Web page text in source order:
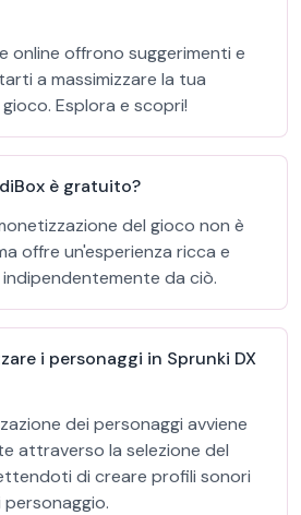
online offrono suggerimenti e
a massimizzare la tua
Esplora e scopri!
è gratuito?
del gioco non è
offre un'esperienza ricca e
da ciò.
i personaggi in Sprunki DX
dei personaggi avviene
attraverso la selezione del
di creare profili sonori